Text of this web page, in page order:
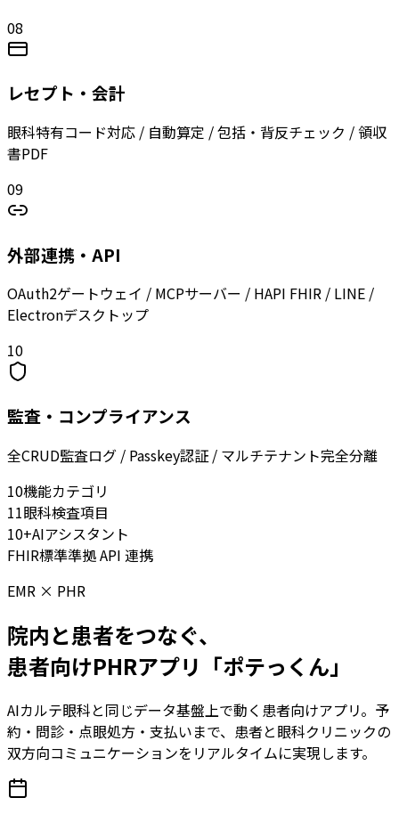
08
レセプト・会計
眼科特有コード対応 / 自動算定 / 包括・背反チェック / 領収
書PDF
09
外部連携・API
OAuth2ゲートウェイ / MCPサーバー / HAPI FHIR / LINE /
Electronデスクトップ
10
監査・コンプライアンス
全CRUD監査ログ / Passkey認証 / マルチテナント完全分離
10機能カテゴリ
11眼科検査項目
10+AIアシスタント
FHIR標準準拠 API 連携
EMR × PHR
院内と患者をつなぐ、
患者向けPHRアプリ「ポテっくん」
AIカルテ眼科と同じデータ基盤上で動く患者向けアプリ。予
約・問診・点眼処方・支払いまで、患者と眼科クリニックの
双方向コミュニケーションをリアルタイムに実現します。